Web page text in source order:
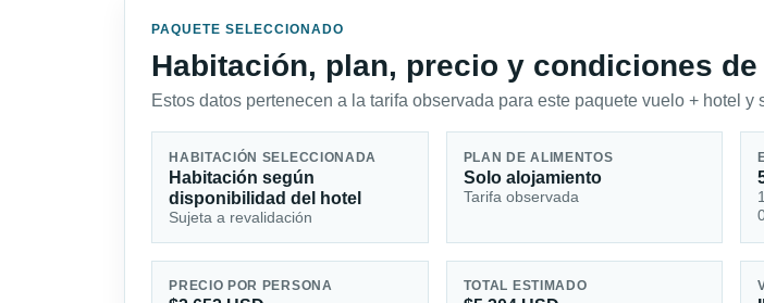
PAQUETE SELECCIONADO
Habitación, plan, precio y condiciones
Estos datos pertenecen a la tarifa observada para este paquete vuelo + hotel
HABITACIÓN SELECCIONADA
Habitación según
disponibilidad del hotel
Sujeta a revalidación
PLAN DE ALIMENTOS
Solo alojamiento
Tarifa observada
PRECIO POR PERSONA TOTAL ESTIMADO